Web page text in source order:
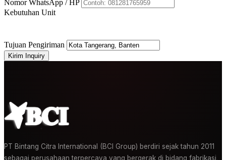
Nomor WhatsApp / HP
Kebutuhan Unit
Tujuan Pengiriman
Kirim Inquiry
PT Bintang Citra International (BCI Group) berdiri sejak tahun 2011
sebagai perusahaan terpercaya yang bergerak di bidang fabrikasi,